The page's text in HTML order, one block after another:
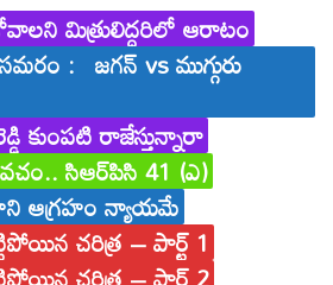
మిత్రులిద్దరిలో ఆరాటం
: జగన్ vs ముగ్గురు
కుంపటి రాజేస్తున్నారా
సిఆర్‌పిసి 41 (ఎ)
ఆగ్రహం న్యాయమే
చరిత్ర – పార్ట్ 1